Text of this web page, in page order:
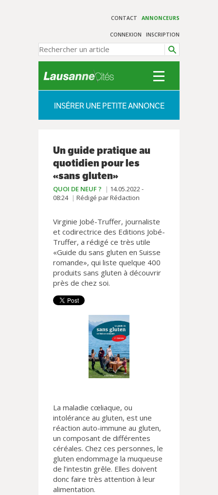
CONTACT ANNONCEURS
CONNEXION INSCRIPTION
INSÉRER UNE PETITE ANNONCE
Un guide pratique au
quotidien pour les
«sans gluten»
QUOI DE NEUF ?
14.05.2022 -
08:24
Rédigé par Rédaction
Virginie Jobé-Truffer, journaliste
et codirectrice des Editions Jobé-
Truffer, a rédigé ce très utile
«Guide du sans gluten en Suisse
romande», qui liste quelque 400
produits sans gluten à découvrir
près de chez soi.
La maladie cœliaque, ou
intolérance au gluten, est une
réaction auto-immune au gluten,
un composant de différentes
céréales. Chez ces personnes, le
gluten endommage la muqueuse
de l’intestin grêle. Elles doivent
donc faire très attention à leur
alimentation.